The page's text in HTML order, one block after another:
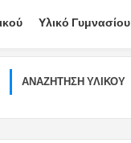
Υλικό Γυμνασίου
ΑΝΑΖΉΤΗΣΗ ΥΛΙΚΟΎ